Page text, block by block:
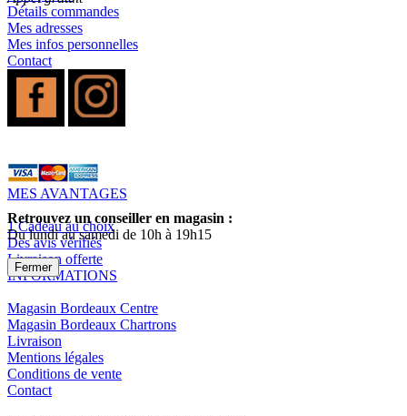
Détails commandes
Mes adresses
Mes infos personnelles
Contact
MES AVANTAGES
1 Cadeau au choix
Des avis vérifiés
Livraison offerte
INFORMATIONS
Magasin Bordeaux Centre
Magasin Bordeaux Chartrons
Livraison
Mentions légales
Conditions de vente
Contact
Retrouvez un conseiller en magasin :
Du lundi au samedi de 10h à 19h15
Fermer